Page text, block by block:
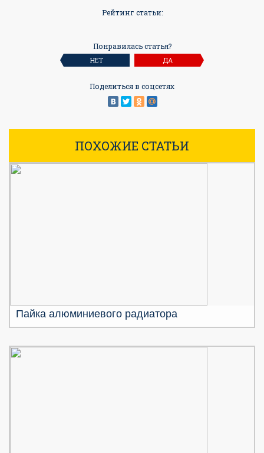
Рейтинг статьи:
Понравилась статья?
НЕТ ДА
Поделиться в соцсетях
ПОХОЖИЕ СТАТЬИ
Пайка алюминиевого радиатора